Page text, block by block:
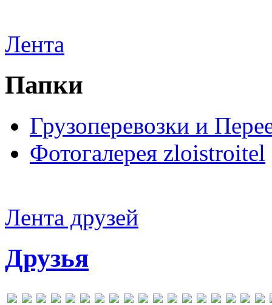
Лента
Папки
Грузоперевозки и
Фотогалерея zloistroitel
Лента друзей
Друзья